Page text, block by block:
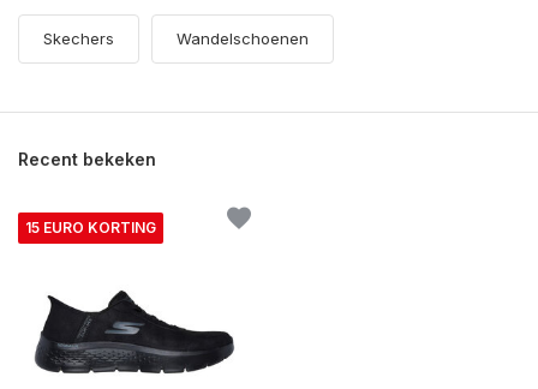
Skechers Wandelschoenen
Recent bekeken
15 EURO KORTING